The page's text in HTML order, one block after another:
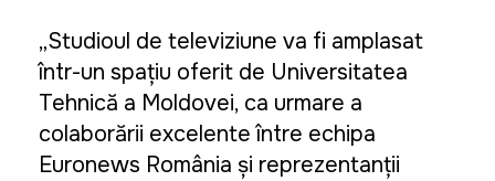
„Studioul de televiziune va fi amplasat
într-un spațiu oferit de Universitatea
Tehnică a Moldovei, ca urmare a
colaborării excelente între echipa
Euronews România și reprezentanții